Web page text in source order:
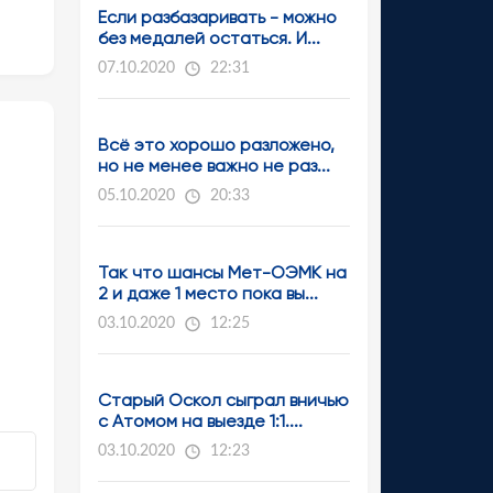
Если разбазаривать - можно
без медалей остаться. И...
07.10.2020 22:31
Всё это хорошо разложено,
но не менее важно не раз...
05.10.2020 20:33
Так что шансы Мет-ОЭМК на
2 и даже 1 место пока вы...
03.10.2020 12:25
Старый Оскол сыграл вничью
с Атомом на выезде 1:1....
03.10.2020 12:23